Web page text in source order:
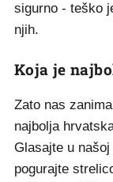
sigurno - teško
njih.
Koja je
Zato nas
najbolja
Glasajte u
pogurajte